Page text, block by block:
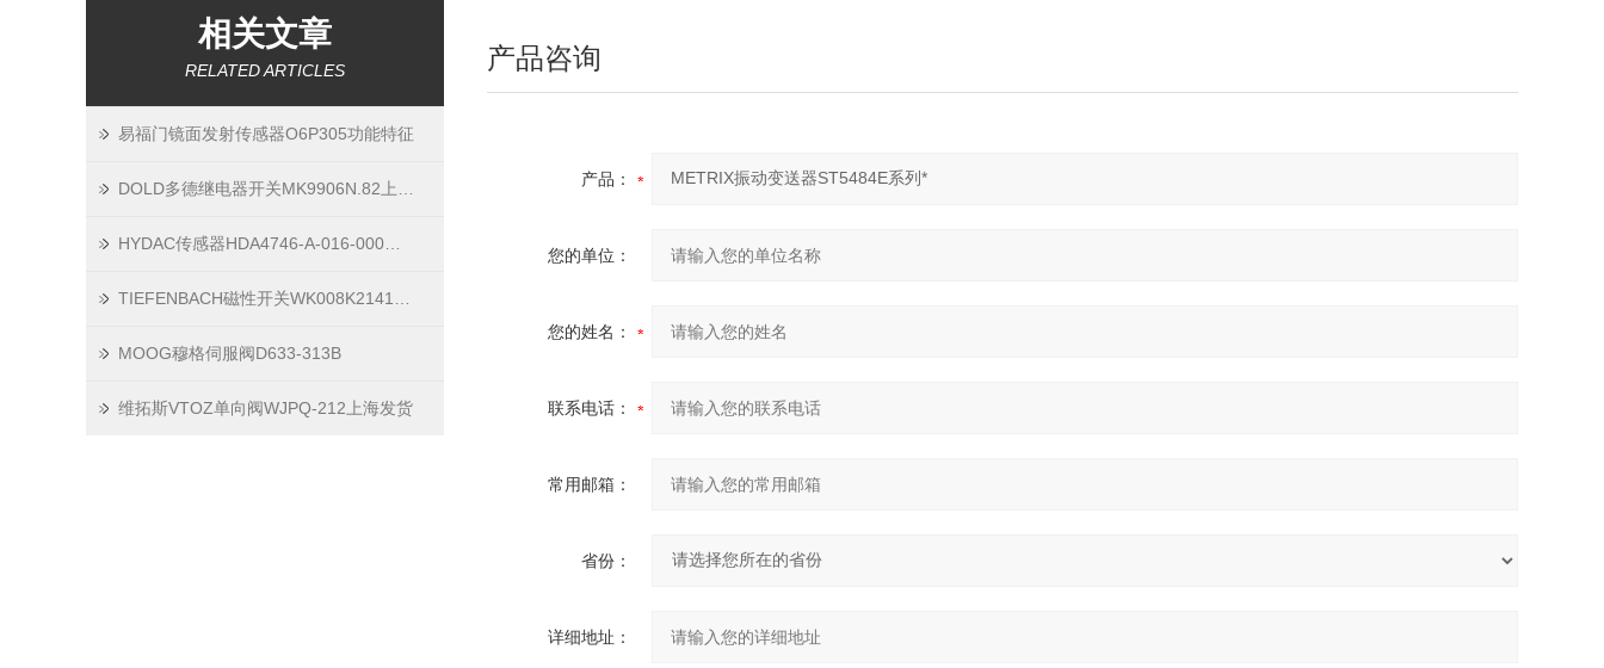
相关文章
RELATED ARTICLES
易福门镜面发射传感器O6P305功能特征
MOOG穆格伺服阀D633-313B
维拓斯VTOZ单向阀WJPQ-212上海发货
产品咨询
产品：
您的单位：
您的姓名：
联系电话：
常用邮箱：
省份：
详细地址：